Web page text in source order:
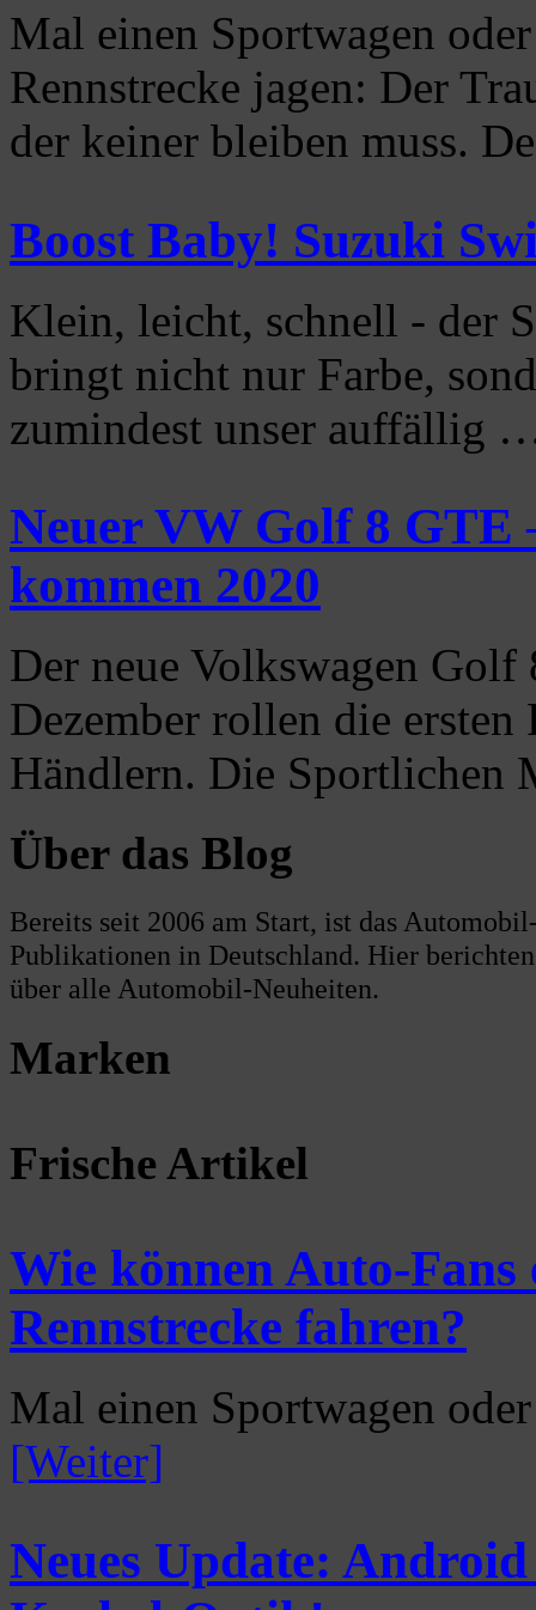
Mal einen Sportwagen
Rennstrecke jagen: Der
der keiner bleiben muss.
Boost Baby! Suzuki
Klein, leicht, schnell - der
bringt nicht nur Farbe,
zumindest unser auffällig
Neuer VW Golf 8 GTE
kommen 2020
Der neue Volkswagen
Dezember rollen die ersten
Händlern. Die
Über das Blog
Bereits seit 2006 am Start, ist das
Publikationen in Deutschland. Hier
über alle Automobil-Neuheiten.
Marken
Frische Artikel
Wie können Auto-
Rennstrecke fahren?
Mal einen Sportwagen
[Weiter]
Neues Update: